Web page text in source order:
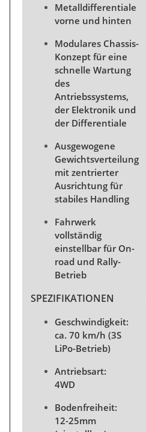
Metalldifferentiale
vorne und hinten
Modulares Chassis-
Konzept für eine
schnelle Wartung
des
Antriebssystems,
der Elektronik und
der Differentiale
Ausgewogene
Gewichtsverteilung
mit zentrierter
Ausrichtung für
stabiles Handling
Fahrwerk
vollständig
einstellbar für On-
road und Rally-
Betrieb
SPEZIFIKATIONEN
Geschwindigkeit:
ca. 70 km/h (3S
LiPo-Betrieb)
Antriebsart:
4WD
Bodenfreiheit:
12-25mm